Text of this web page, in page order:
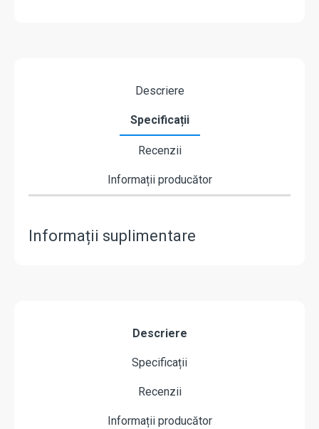
Descriere
Specificații
Recenzii
Informații producător
Informații suplimentare
Descriere
Specificații
Recenzii
Informații producător